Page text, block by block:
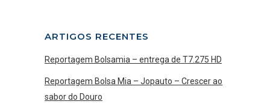
ARTIGOS RECENTES
Reportagem Bolsamia – entrega de T7.275 HD
Reportagem Bolsa Mia – Jopauto – Crescer ao
sabor do Douro